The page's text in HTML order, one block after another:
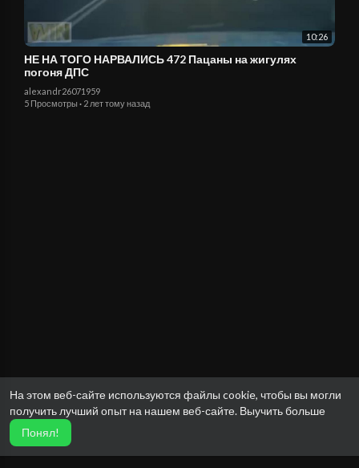
На этом веб-сайте используются файлы cookie, чтобы вы могли
получить лучший опыт на нашем веб-сайте. Выучить больше
Понял!
10:26
НЕ НА ТОГО НАРВАЛИСЬ 472 Пацаны на жигулях
погоня ДПС
alexandr26071959
5 Просмотры · 2 лет тому назад